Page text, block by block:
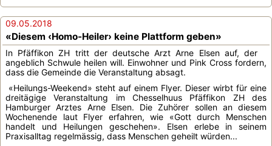
09.05.2018
«Diesem ‹Homo-Heiler› keine Plattform geben»
In Pfäffikon ZH tritt der deutsche Arzt Arne Elsen auf, der
angeblich Schwule heilen will. Einwohner und Pink Cross fordern,
dass die Gemeinde die Veranstaltung absagt.
«Heilungs-Weekend» steht auf einem Flyer. Dieser wirbt für eine
dreitägige Veranstaltung im Chesselhuus Pfäffikon ZH des
Hamburger Arztes Arne Elsen. Die Zuhörer sollen an diesem
Wochenende laut Flyer erfahren, wie «Gott durch Menschen
handelt und Heilungen geschehen». Elsen erlebe in seinem
Praxisalltag regelmässig, dass Menschen geheilt würden...